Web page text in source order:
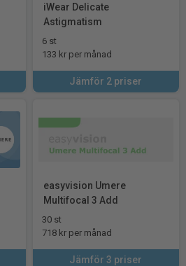
iWear Delicate
Astigmatism
6 st
133 kr per månad
Jämför 2 priser
easyvision Umere
Multifocal 3 Add
30 st
718 kr per månad
Jämför 3 priser